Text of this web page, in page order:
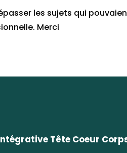
les sujets qui
Merci
Tête Coeur